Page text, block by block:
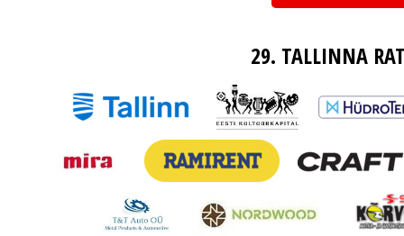
29. TALLINNA